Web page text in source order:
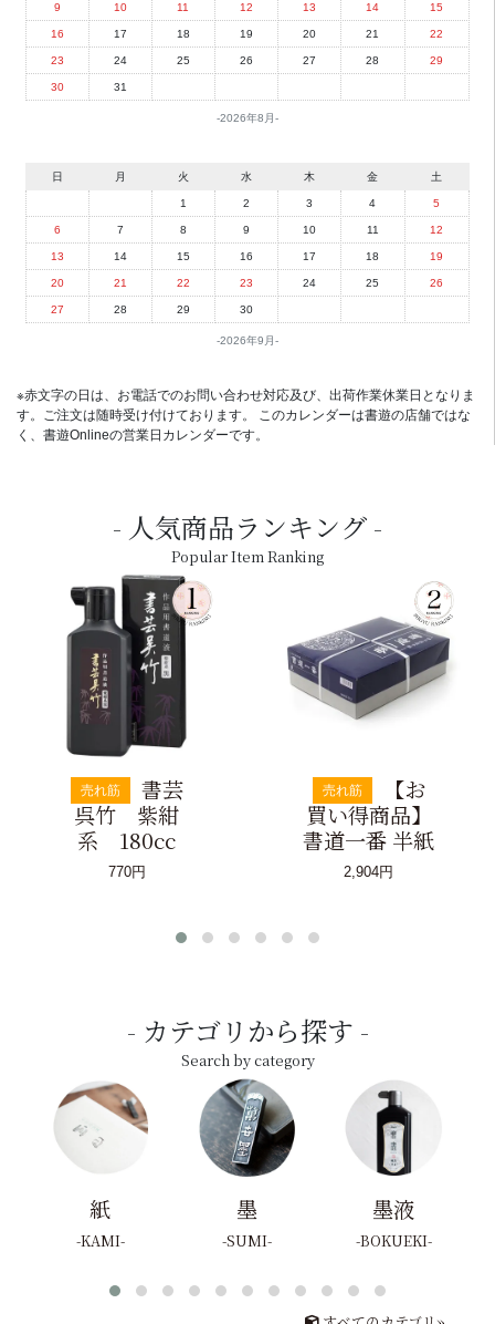
2026年8月
9 10 11 12 13 14 15
16 17 18 19 20 21 22
23 24 25 26 27 28 29
30 31
2026年9月
日 月 火 水 木 金 土
1 2 3 4 5
6 7 8 9 10 11 12
13 14 15 16 17 18 19
20 21 22 23 24 25 26
27 28 29 30
※赤文字の日は、お電話でのお問い合わせ対応及び、出荷作業休業日となりま
す。ご注文は随時受け付けております。 このカレンダーは書遊の店舗ではな
く、書遊Onlineの営業日カレンダーです。
人気商品ランキング
Popular Item Ranking
売れ筋
書芸
呉竹 紫紺
系 180cc
770円
売れ筋
【お
買い得商品】
書道一番 半紙
2,904円
カテゴリから探す
Search by category
紙
KAMI
墨
SUMI
墨液
BOKUEKI